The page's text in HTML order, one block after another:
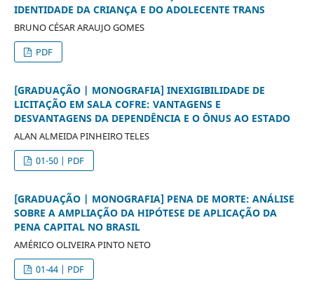
IDENTIDADE DA CRIANÇA E DO ADOLECENTE TRANS
BRUNO CÉSAR ARAUJO GOMES
PDF
[GRADUAÇÃO | MONOGRAFIA] INEXIGIBILIDADE DE
LICITAÇÃO EM SALA COFRE: VANTAGENS E
DESVANTAGENS DA DEPENDÊNCIA E O ÔNUS AO ESTADO
ALAN ALMEIDA PINHEIRO TELES
01-50 | PDF
[GRADUAÇÃO | MONOGRAFIA] PENA DE MORTE: ANÁLISE
SOBRE A AMPLIAÇÃO DA HIPÓTESE DE APLICAÇÃO DA
PENA CAPITAL NO BRASIL
AMÉRICO OLIVEIRA PINTO NETO
01-44 | PDF